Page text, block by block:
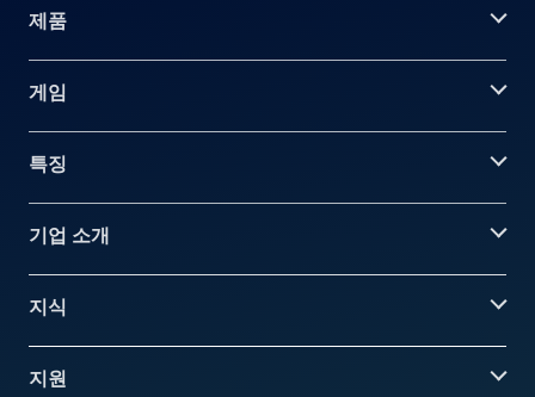
제품
게임
특징
기업 소개
지식
지원